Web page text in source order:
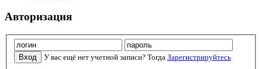
Авторизация
У вас ещё нет учетной записи? Тогда Зарегистрируйтесь